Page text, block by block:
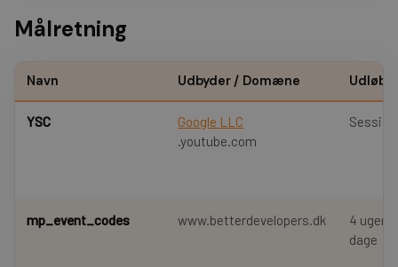
Målretning
Navn Udbyder / Domæne
YSC
Google LLC
.youtube.com
Session
mp_event_codes www.betterdevelopers.dk
4 uger 2
dage